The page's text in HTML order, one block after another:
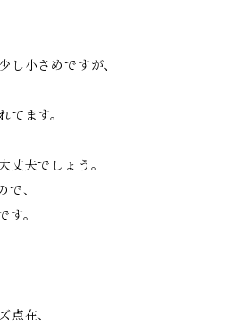
し小さめですが、
てます。
丈夫でしょう。
で、
す。
点在、